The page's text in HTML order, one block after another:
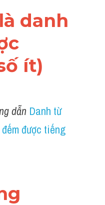
danh
ít)
dẫn Danh từ
được tiếng